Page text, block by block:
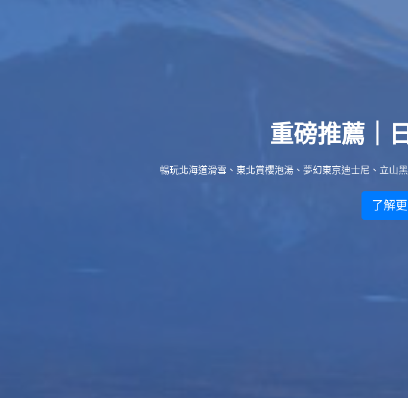
重磅推薦｜
暢玩北海道滑雪、東北賞櫻泡湯、夢幻東京迪士尼、立山
了解